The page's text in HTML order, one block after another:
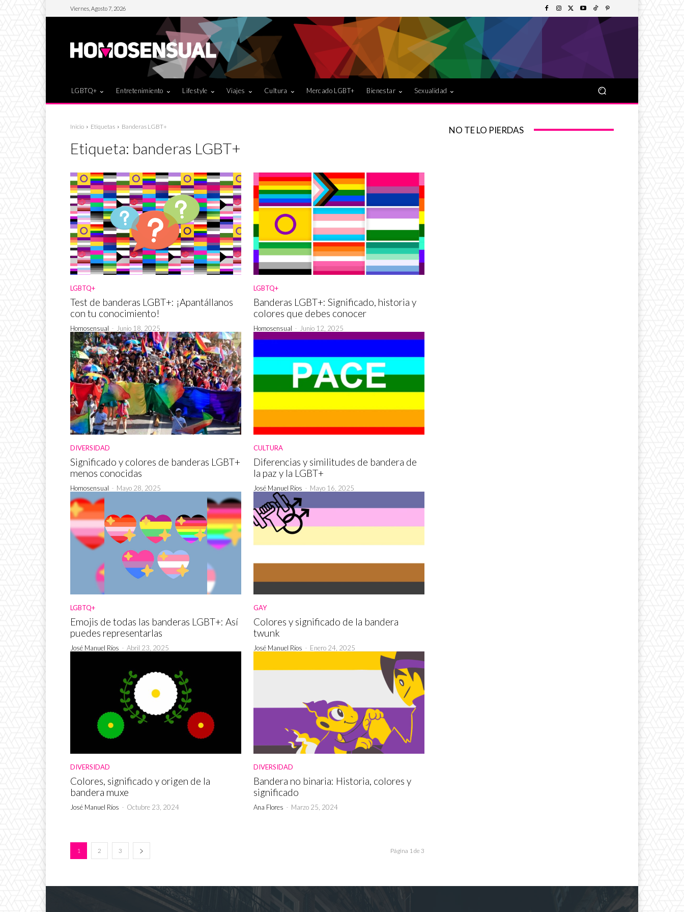
Viernes, Agosto 7, 2026
LGBTQ+ Entretenimiento Lifestyle Viajes Cultura Mercado LGBT+ Bienestar Sexualidad
Inicio Etiquetas Banderas LGBT+
Etiqueta: banderas LGBT+
LGBTQ+
Test de banderas LGBT+: ¡Apantállanos
con tu conocimiento!
Homosensual - Junio 18, 2025
LGBTQ+
Banderas LGBT+: Significado, historia y
colores que debes conocer
Homosensual - Junio 12, 2025
DIVERSIDAD
Significado y colores de banderas LGBT+
menos conocidas
Homosensual - Mayo 28, 2025
CULTURA
Diferencias y similitudes de bandera de
la paz y la LGBT+
José Manuel Ríos - Mayo 16, 2025
LGBTQ+
Emojis de todas las banderas LGBT+: Así
puedes representarlas
José Manuel Ríos - Abril 23, 2025
GAY
Colores y significado de la bandera
twunk
José Manuel Ríos - Enero 24, 2025
DIVERSIDAD
Colores, significado y origen de la
bandera muxe
José Manuel Ríos - Octubre 23, 2024
DIVERSIDAD
Bandera no binaria: Historia, colores y
significado
Ana Flores - Marzo 25, 2024
1 2 3 Página 1 de 3
NO TE LO PIERDAS